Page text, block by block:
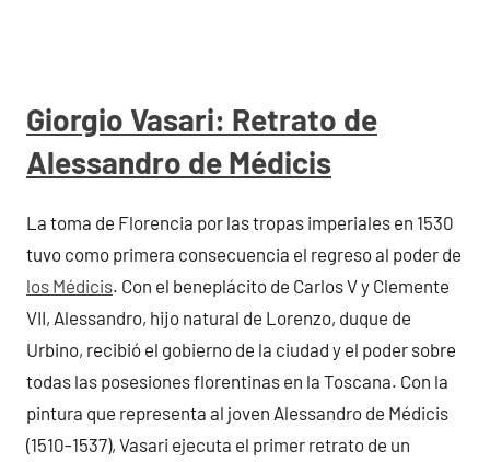
Giorgio Vasari: Retrato de
Alessandro de Médicis
La toma de Florencia por las tropas imperiales en 1530
tuvo como primera consecuencia el regreso al poder de
los Médicis. Con el beneplácito de Carlos V y Clemente
VII, Alessandro, hijo natural de Lorenzo, duque de
Urbino, recibió el gobierno de la ciudad y el poder sobre
todas las posesiones florentinas en la Toscana. Con la
pintura que representa al joven Alessandro de Médicis
(1510-1537), Vasari ejecuta el primer retrato de un